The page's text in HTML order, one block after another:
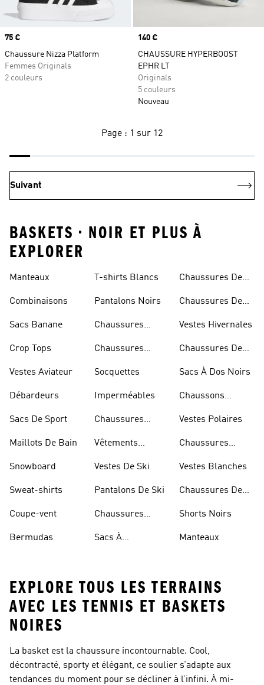
Prix
75 €
Chaussure Nizza Platform
Femmes Originals
2 couleurs
Prix
140 €
CHAUSSURE HYPERBOOST
EPHR LT
Originals
5 couleurs
Nouveau
Page : 1 sur 12
Suivant
BASKETS • NOIR ET PLUS À
EXPLORER
Manteaux
Combinaisons
Sacs Banane
Crop Tops
Vestes Aviateur
Débardeurs
Sacs De Sport
Maillots De Bain
Snowboard
Sweat-shirts
Coupe-vent
Bermudas
T-shirts Blancs
Pantalons Noirs
Chaussures
Chaussures
Socquettes
Imperméables
Chaussures
Vêtements
Vestes De Ski
Pantalons De Ski
Chaussures
Sacs À
Chaussures De
Chaussures De
Vestes Hivernales
Chaussures De
Sacs À Dos Noirs
Chaussons
Vestes Polaires
Chaussures
Vestes Blanches
Chaussures De
Shorts Noirs
Manteaux
EXPLORE TOUS LES TERRAINS
AVEC LES TENNIS ET BASKETS
NOIRES
La basket est la chaussure incontournable. Cool,
décontracté, sporty et élégant, ce soulier s’adapte aux
tendances du moment pour se décliner à l’infini. À mi-